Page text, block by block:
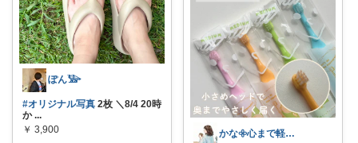
ぽん𓅺
#オリジナル写真 2枚 ＼8/4 20時
か ...
￥ 3,900 かな𖧷心まで軽くなる暮らしの記録🌿